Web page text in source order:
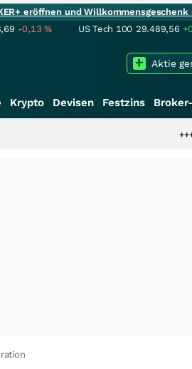
eröffnen und Willkommensgeschenk
-0,13% US Tech 100 29.489,56
Aktie
Krypto Devisen Festzins
Schwere